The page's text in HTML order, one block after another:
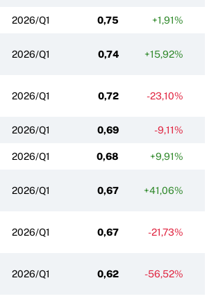
2026/Q1 0,75 +1,91%
2026/Q1 0,74 +15,92%
2026/Q1 0,72 -23,10%
2026/Q1 0,69 -9,11%
2026/Q1 0,68 +9,91%
2026/Q1 0,67 +41,06%
2026/Q1 0,67 -21,73%
2026/Q1 0,62 -56,52%